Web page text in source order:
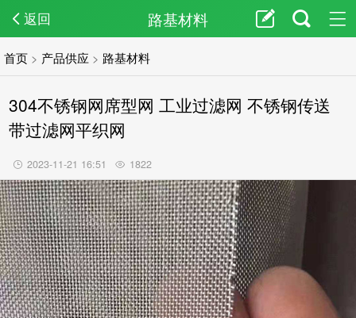
返回 路基材料
首页 > 产品供应 > 路基材料
304不锈钢网席型网 工业过滤网 不锈钢传送
带过滤网平织网
2023-11-21 16:51 1822